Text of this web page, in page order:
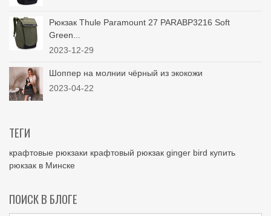
Рюкзак Thule Paramount 27 PARABP3216 Soft
Green...
2023-12-29
Шоппер на молнии чёрный из экокожи
2023-04-22
ТЕГИ
крафтовые рюкзаки крафтовый рюкзак ginger bird купить
рюкзак в Минске
ПОИСК В БЛОГЕ